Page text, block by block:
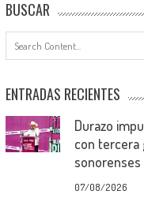
BUSCAR
ENTRADAS RECIENTES
Durazo
con tercera
sonorenses
07/08/2026